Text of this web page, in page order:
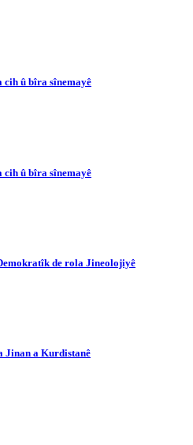
û bîra sînemayê
û bîra sînemayê
de rola Jineolojiyê
Jinan a Kurdistanê